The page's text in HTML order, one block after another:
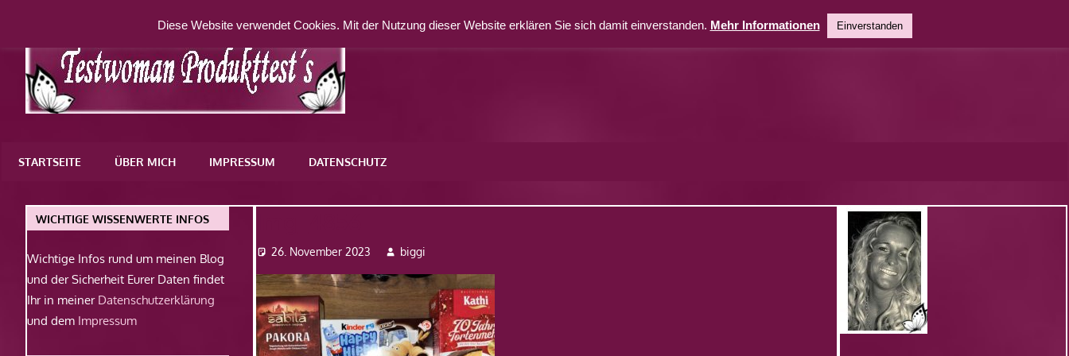
springen
WordPress-
STARTSEITE ÜBER MICH IMPRESSUM DATENSCHUTZ
26. November 2023 biggi
WICHTIGE WISSENWERTE INFOS
Wichtige Infos rund um meinen Blog
und der Sicherheit Eurer Daten findet
Ihr in meiner Datenschutzerklärung
und dem Impressum
Diese Website verwendet Cookies. Mit der Nutzung dieser Website erklären Sie sich damit einverstanden. Mehr Informationen Einverstanden